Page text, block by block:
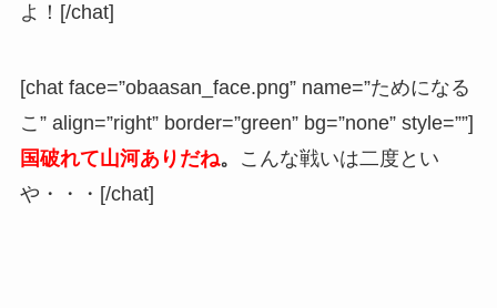
よ！[/chat]
[chat face=”obaasan_face.png” name=”ためになる
こ” align=”right” border=”green” bg=”none” style=””]
国破れて山河ありだね。
こんな戦いは二度とい
や・・・[/chat]